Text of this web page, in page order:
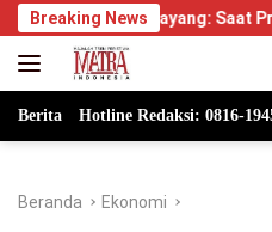
Langsung
ke
konten
Breaking News
Saat Prabowo
Berita Hotline Redaksi: 0816-
Beranda Ekonomi